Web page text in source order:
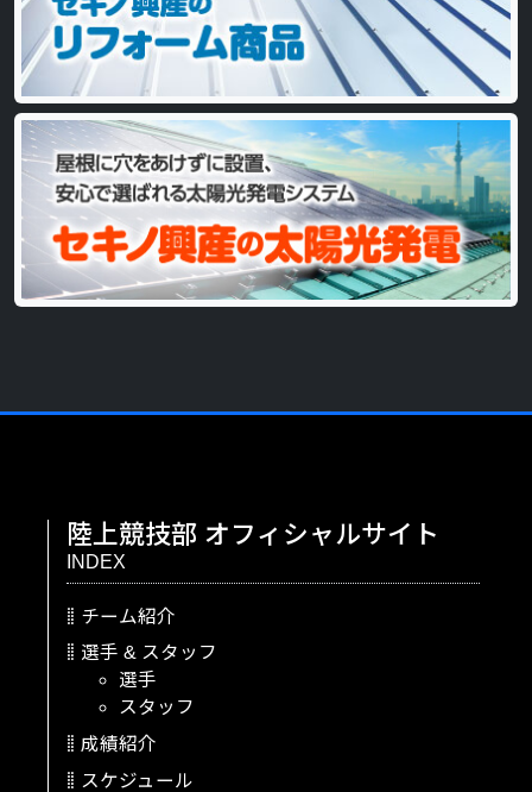
陸上競技部 オフィシャルサイト
INDEX
チーム紹介
選手 & スタッフ
選手
スタッフ
成績紹介
スケジュール